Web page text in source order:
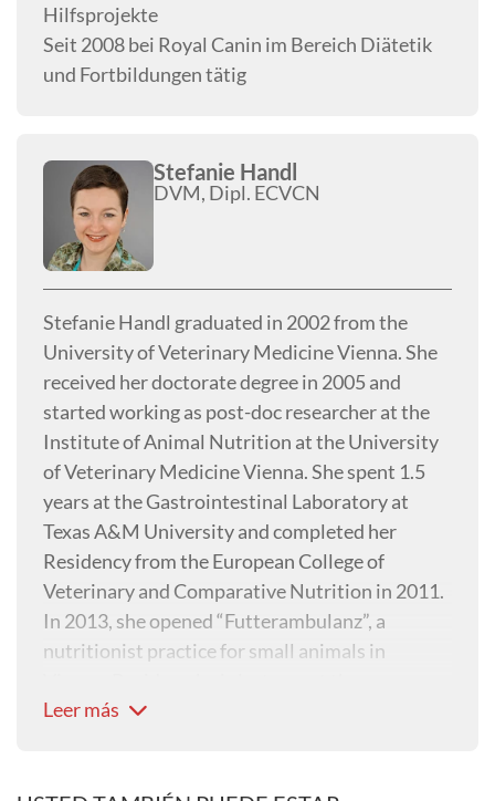
Hilfsprojekte
Seit 2008 bei Royal Canin im Bereich Diätetik
und Fortbildungen tätig
Stefanie Handl
DVM, Dipl. ECVCN
Stefanie Handl graduated in 2002 from the
University of Veterinary Medicine Vienna. She
received her doctorate degree in 2005 and
started working as post-doc researcher at the
Institute of Animal Nutrition at the University
of Veterinary Medicine Vienna. She spent 1.5
years at the Gastrointestinal Laboratory at
Texas A&M University and completed her
Residency from the European College of
Veterinary and Comparative Nutrition in 2011.
In 2013, she opened “Futterambulanz”, a
nutritionist practice for small animals in
Vetmeduni Vienna and co-editor in chief of the
Leer más